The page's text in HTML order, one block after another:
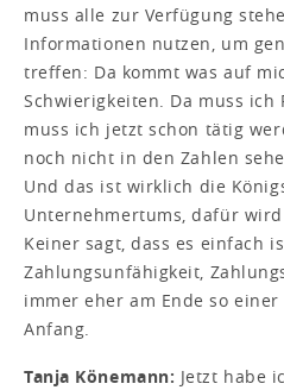
muss alle zur Verfügung
Informationen nutzen, um
treffen: Da kommt was auf
Schwierigkeiten. Da muss
muss ich jetzt schon tätig
noch nicht in den Zahlen
Und das ist wirklich die
Unternehmertums, dafür
Keiner sagt, dass es einfach
Zahlungsunfähigkeit,
immer eher am Ende so
Anfang.
Tanja Könemann: Jetzt habe